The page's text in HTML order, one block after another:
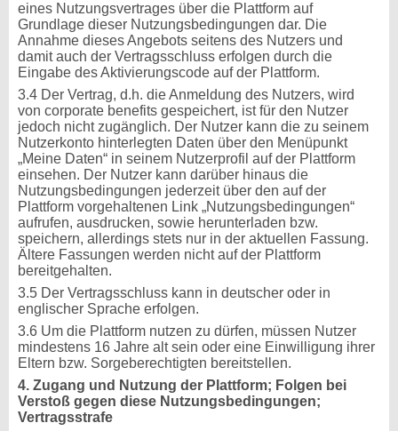
eines Nutzungsvertrages über die Plattform auf
Grundlage dieser Nutzungsbedingungen dar. Die
Annahme dieses Angebots seitens des Nutzers und
damit auch der Vertragsschluss erfolgen durch die
Eingabe des Aktivierungscode auf der Plattform.
3.4 Der Vertrag, d.h. die Anmeldung des Nutzers, wird
von corporate benefits gespeichert, ist für den Nutzer
jedoch nicht zugänglich. Der Nutzer kann die zu seinem
Nutzerkonto hinterlegten Daten über den Menüpunkt
„Meine Daten“ in seinem Nutzerprofil auf der Plattform
einsehen. Der Nutzer kann darüber hinaus die
Nutzungsbedingungen jederzeit über den auf der
Plattform vorgehaltenen Link „Nutzungsbedingungen“
aufrufen, ausdrucken, sowie herunterladen bzw.
speichern, allerdings stets nur in der aktuellen Fassung.
Ältere Fassungen werden nicht auf der Plattform
bereitgehalten.
3.5 Der Vertragsschluss kann in deutscher oder in
englischer Sprache erfolgen.
3.6 Um die Plattform nutzen zu dürfen, müssen Nutzer
mindestens 16 Jahre alt sein oder eine Einwilligung ihrer
Eltern bzw. Sorgeberechtigten bereitstellen.
4. Zugang und Nutzung der Plattform; Folgen bei
Verstoß gegen diese Nutzungsbedingungen;
Vertragsstrafe